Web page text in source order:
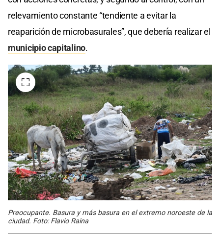
relevamiento constante “tendiente a evitar la
reaparición de microbasurales”, que debería realizar el
municipio capitalino.
Preocupante. Basura y más basura en el extremo noroeste de la
ciudad. Foto: Flavio Raina